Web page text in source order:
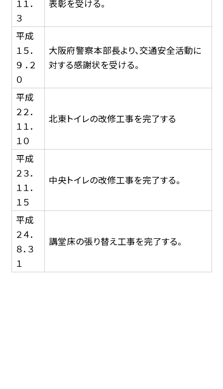
１１．
３
表彰を受ける。
平成
１５．
９ ．２
０
大阪府警察本部長より、交通安全活動に
対する感謝状を受ける。
平成
２２．
１１．
１０
北東トイレの改修工事を完了する
平成
２３．
１１．
１５
中央トイレの改修工事を完了する。
平成
２４．
８．３
１
講堂床の張り替え工事を完了する。